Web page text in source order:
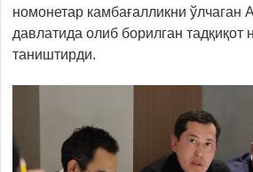
номонетар камбағалликни ўлчаган
давлатида олиб борилган тадқиқот
таништирди.